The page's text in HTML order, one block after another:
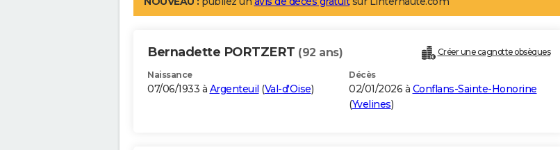
Bernadette PORTZERT (92 ans) Créer une cagnotte obsèques
Naissance
07/06/1933 à Argenteuil (Val-d'Oise)
Décès
02/01/2026 à Conflans-Sainte-Honorine
(Yvelines)